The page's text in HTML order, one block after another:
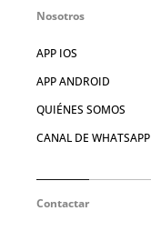
Nosotros
APP IOS
APP ANDROID
QUIÉNES SOMOS
CANAL DE WHATSAPP
Contactar